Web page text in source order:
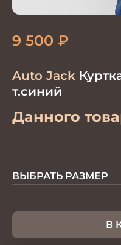
Auto Jack
т.синий
Данного
9 500 ₽
ВЫБРАТЬ РАЗМЕР
В